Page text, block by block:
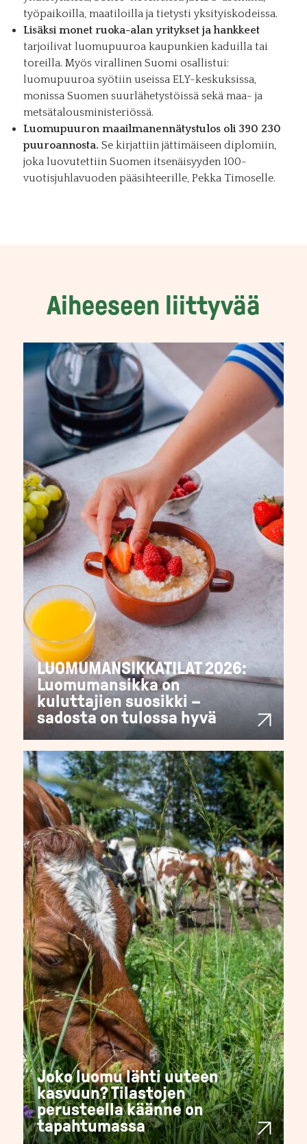
työpaikoilla, maatiloilla ja tietysti yksityiskodeissa.
Lisäksi monet ruoka-alan yritykset ja hankkeet
tarjoilivat luomupuuroa kaupunkien kaduilla tai
toreilla. Myös virallinen Suomi osallistui:
luomupuuroa syötiin useissa ELY-keskuksissa,
monissa Suomen suurlähetystöissä sekä maa- ja
metsätalousministeriössä.
Luomupuuron maailmanennätystulos oli 390 230
puuroannosta. Se kirjattiin jättimäiseen diplomiin,
joka luovutettiin Suomen itsenäisyyden 100-
vuotisjuhlavuoden pääsihteerille, Pekka Timoselle.
Aiheeseen liittyvää
LUOMUMANSIKKATILAT 2026:
Luomumansikka on
kuluttajien suosikki –
sadosta on tulossa hyvä
Joko luomu lähti uuteen
kasvuun? Tilastojen
perusteella käänne on
tapahtumassa